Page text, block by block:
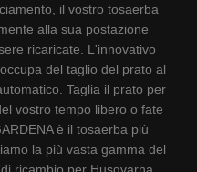
il vostro tosaerba
alla sua postazione
ricaricate. L'innovativo
del taglio del prato al
Taglia il prato per
vostro tempo libero o fate
è il tosaerba più
la più vasta gamma del